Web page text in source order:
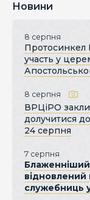
Новини
8 серпня
Протосинкел
участь у
8 серпня
ВРЦіРО
долучитися
24 серпня
7 серпня
Блаженніший
служебниць